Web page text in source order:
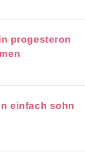
progesteron
einfach sohn